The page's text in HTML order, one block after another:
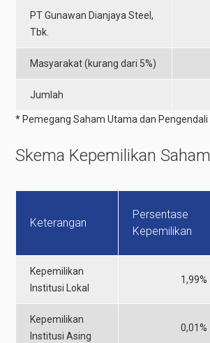
PT Gunawan Dianjaya Steel,
Tbk.
Masyarakat (kurang dari 5%)
Jumlah
* Pemegang Saham Utama dan Pengendali
Skema Kepemilikan Saham
Keterangan
Persentase
Kepemilikan
Kepemilikan
Institusi Lokal
1,99%
Kepemilikan
Institusi Asing
0,01%